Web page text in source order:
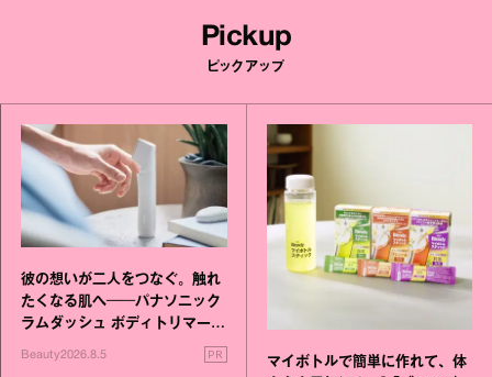
Pickup
ピックアップ
彼の想いが二人をつなぐ。触れ
たくなる肌へ──パナソニック
ラムダッシュ ボディトリマーが
Beauty2026.8.5 PR
マイボトルで簡単に作れて、体